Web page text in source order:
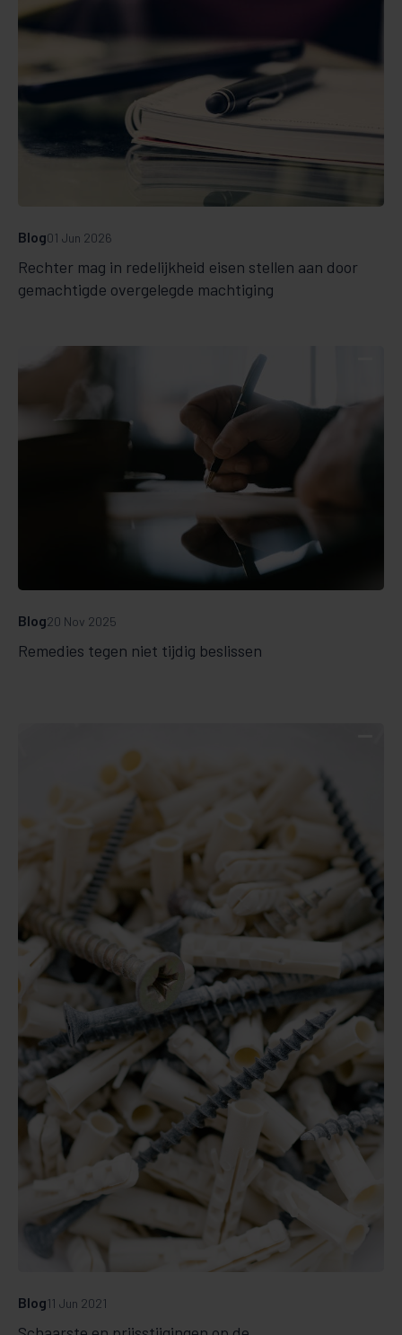
Rechter mag in redelijkheid eisen stellen aan door
gemachtigde overgelegde machtiging
Blog01 Jun 2026
Remedies tegen niet tijdig beslissen
Blog20 Nov 2025
Blog11 Jun 2021